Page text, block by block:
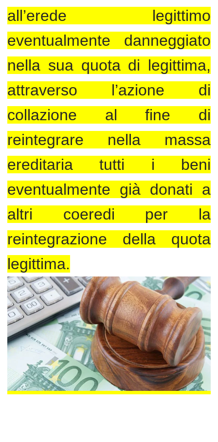
all’erede legittimo
eventualmente danneggiato
nella sua quota di legittima,
attraverso l’azione di
collazione al fine di
reintegrare nella massa
ereditaria tutti i beni
eventualmente già donati a
altri coeredi per la
reintegrazione della quota
legittima.